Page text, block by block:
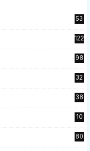
53
122
98
32
38
10
80